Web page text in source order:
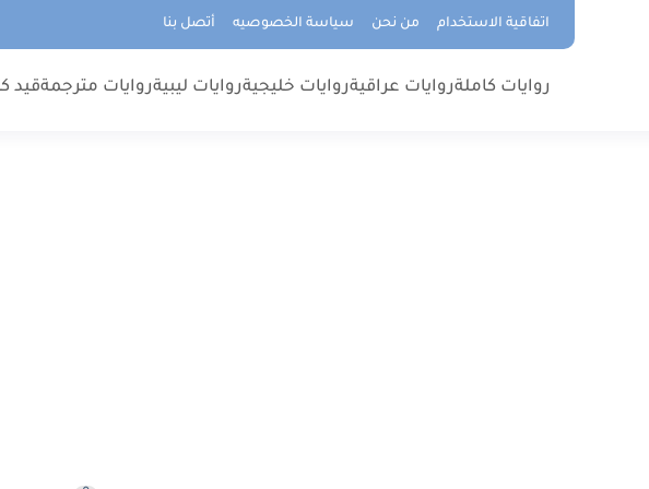
اتفاقية الاستخدام من نحن سياسة الخصوصيه أتصل بنا
روايات كاملةروايات عراقيةروايات خليجيةروايات ليبيةروايات مترجمةقيد